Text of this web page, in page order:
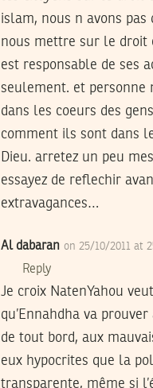
islam, nous n avons pas
nous mettre sur le droit
est responsable de ses
seulement. et personne
dans les coeurs des
comment ils sont dans
Dieu. arretez un peu
essayez de reflechir
extravagances…
Al dabaran on 25/10/2011 at
Reply
Je croix NatenYahou
qu’Ennahdha va
de tout bord, aux
eux hypocrites que la
transparente, même si